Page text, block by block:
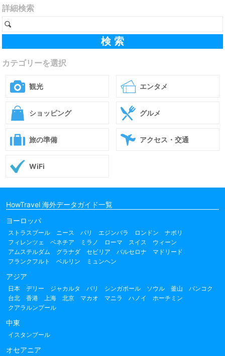
詳細検索
カテゴリーを選択
観光 エンタメ
ショッピング グルメ
旅の準備 アクセス・交通
WiFi
HowTravel 海外データガイド一覧
ヨーロッパ
ストラスブール ニース パリ エジンバラ ロンドン
ナポリ
フィレンツェ
ベネチア ミラノ ローマ スイス
ウィーン
アムステルダム
グラナダ セビリア バルセロナ
マドリード
フランクフルト
ベルリン ミュンヘン
アジア
日本 デリー ジャカルタ バリ シンガポール ソウル 釜山
バンコク
台北
香港 上海 北京 マカオ マニラ ハノイ
ホーチミン
クアラルンプール
中東
イスタンブール
オセアニア